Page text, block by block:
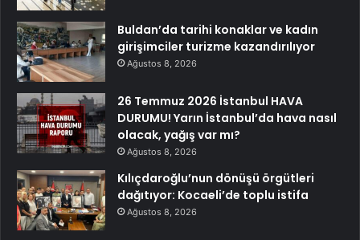
Buldan’da tarihi konaklar ve kadın
girişimciler turizme kazandırılıyor
Ağustos 8, 2026
26 Temmuz 2026 İstanbul HAVA
DURUMU! Yarın İstanbul’da hava nasıl
olacak, yağış var mı?
Ağustos 8, 2026
Kılıçdaroğlu’nun dönüşü örgütleri
dağıtıyor: Kocaeli’de toplu istifa
Ağustos 8, 2026